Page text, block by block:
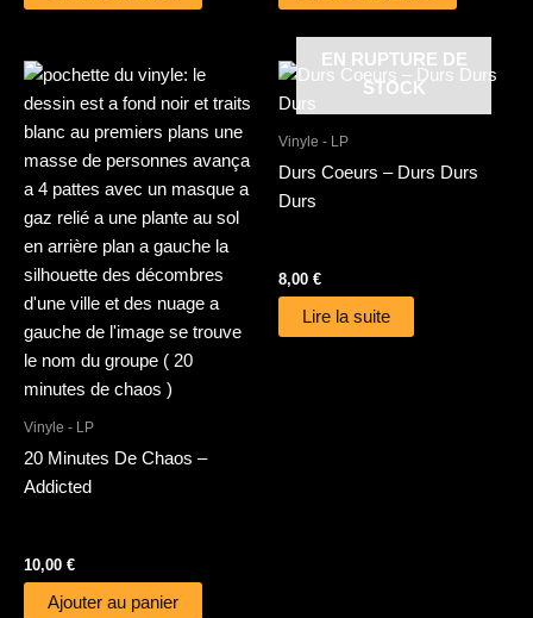
Vinyle - LP
20 Minutes De Chaos –
Addicted
10,00 €
Ajouter au panier
EN RUPTURE DE
STOCK
Vinyle - LP
Durs Coeurs – Durs Durs
Durs
8,00 €
Lire la suite